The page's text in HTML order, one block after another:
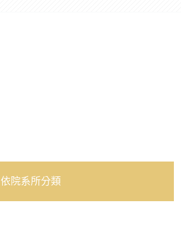
依院系所分類